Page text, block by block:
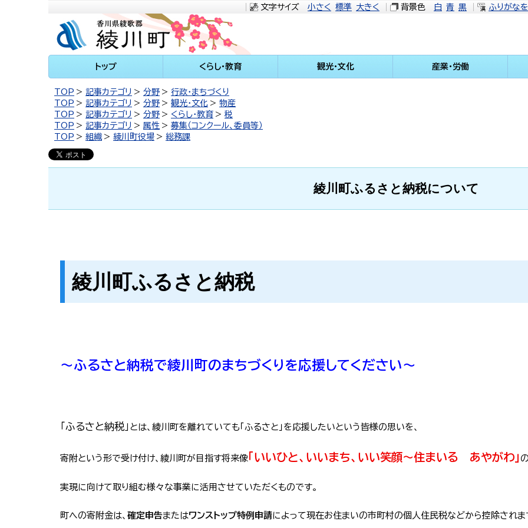
文字サイズ 小さく 標準 大きく 背景色 白 青 黒 ふりがな
川町
トップ くらし・教育 観光・文化 産業・労働
TOP 記事カテゴリ 分野
行政・まちづくり
TOP
記事カテゴリ 分野 観光・文化
物産
TOP
記事カテゴリ 分野 くらし・教育
税
TOP
記事カテゴリ 属性
募集（コンクール、委員等）
TOP
組織 綾川町役場 総務課
綾川町ふるさと納税について
綾川町ふるさと納税
～ふるさと納税で綾川町のまちづくりを応援してください～
「ふるさと納税」 とは、綾川町を離れていても「ふるさと」を応援したいという皆様の思いを、
寄附という形で受け付け、綾川町が目指す将来像「いいひと、いいまち、いい笑顔～住まいる あやがわ」
実現に向けて取り組む様々な事業に活用させていただくものです。
町への寄附金は、 確定申告またはワンストップ特例申請によって現在お住まいの市町村の個人住民税などから控除されま